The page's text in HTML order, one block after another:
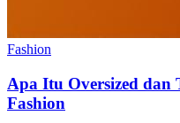
Fashion
Apa Itu Oversized dan
Fashion